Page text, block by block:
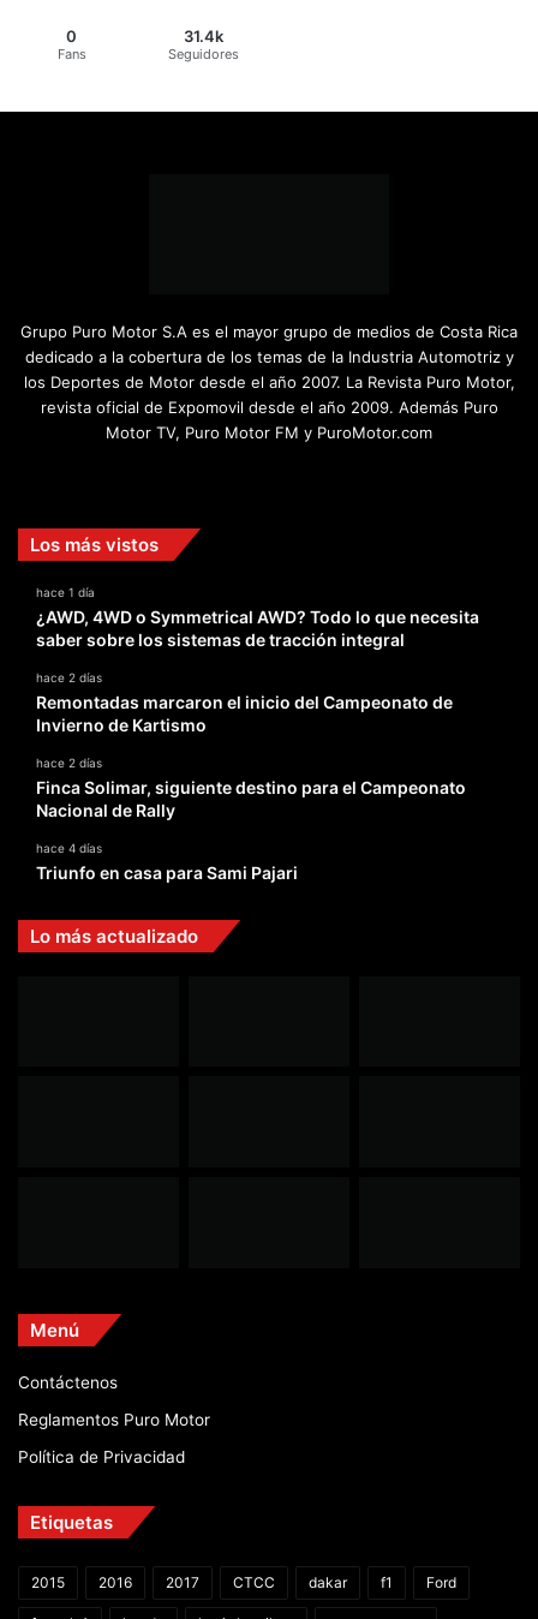
0
Fans
31.4k
Seguidores
Grupo Puro Motor S.A es el mayor grupo de medios de Costa Rica
dedicado a la cobertura de los temas de la Industria Automotriz y
los Deportes de Motor desde el año 2007. La Revista Puro Motor,
revista oficial de Expomovil desde el año 2009. Además Puro
Motor TV, Puro Motor FM y PuroMotor.com
Los más vistos
hace 1 día
¿AWD, 4WD o Symmetrical AWD? Todo lo que necesita
saber sobre los sistemas de tracción integral
hace 2 días
Remontadas marcaron el inicio del Campeonato de
Invierno de Kartismo
hace 2 días
Finca Solimar, siguiente destino para el Campeonato
Nacional de Rally
hace 4 días
Triunfo en casa para Sami Pajari
Lo más actualizado
Menú
Contáctenos
Reglamentos Puro Motor
Política de Privacidad
Etiquetas
2015 2016 2017 CTCC dakar f1 Ford